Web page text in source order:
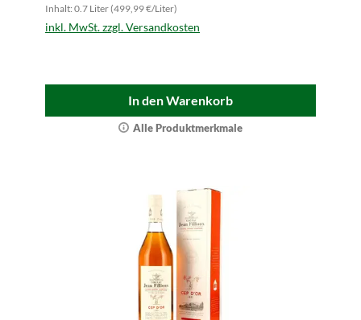
Inhalt: 0.7 Liter (499,99 €/Liter)
inkl. MwSt. zzgl. Versandkosten
In den Warenkorb
Alle Produktmerkmale